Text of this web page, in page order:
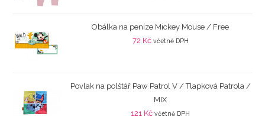
Obálka na peníze Mickey Mouse / Free
72 Kč včetně DPH
Povlak na polštář Paw Patrol V / Tlapková Patrola /
MIX
121 Kč včetně DPH